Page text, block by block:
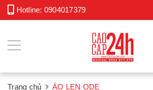
Hotline: 0904017379
Trang chủ ÁO LEN ODE